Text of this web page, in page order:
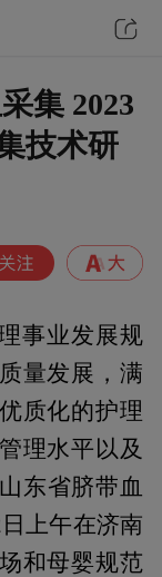
集 2023
技术研
事业发展规
量发展，满
质化的护理
理水平以及
东省脐带血
上午在济南
和母婴规范